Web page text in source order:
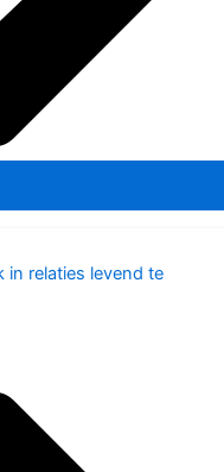
in relaties levend te